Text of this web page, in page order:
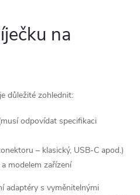
na
důležité zohlednit:
odpovídat specifikaci
– klasický, USB-C apod.)
modelem zařízení
adaptéry s vyměnitelnými